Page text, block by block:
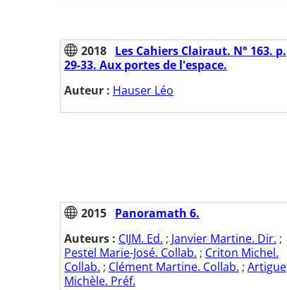
2018 Les Cahiers Clairaut. N° 163. p.
29-33. Aux portes de l'espace.
Auteur : Hauser Léo
2015 Panoramath 6.
Auteurs : CIJM. Ed. ; Janvier Martine. Dir. ;
Pestel Marie-José. Collab. ; Criton Michel.
Collab. ; Clément Martine. Collab. ; Artigue
Michèle. Préf.